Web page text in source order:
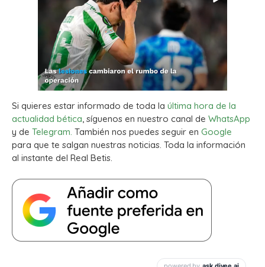
Si quieres estar informado de toda la última hora de la
actualidad bética, síguenos en nuestro canal de WhatsApp
y de Telegram. También nos puedes seguir en Google
para que te salgan nuestras noticias. Toda la información
al instante del Real Betis.